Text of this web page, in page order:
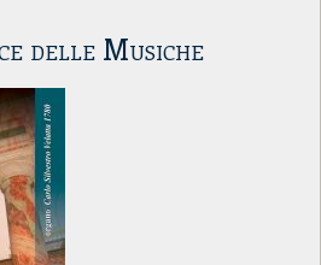
delle Musiche